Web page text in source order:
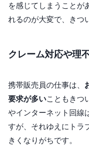
を感じてしまうことが
れるのが大変で、きつ
クレーム対応や理
携帯販売員の仕事は、
要求が多いこともきつ
やインターネット回線
すが、それゆえにトラ
きくなりがちです。